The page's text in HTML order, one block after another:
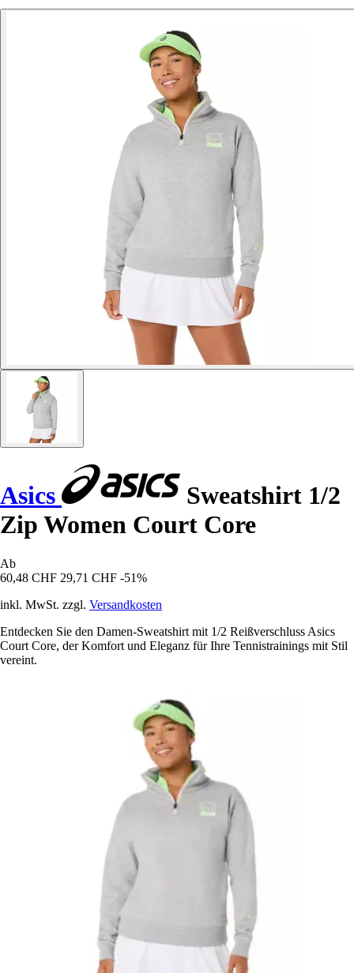
Asics
Sweatshirt 1/2
Zip Women Court Core
Ab
60,48 CHF 29,71 CHF -51%
inkl. MwSt. zzgl. Versandkosten
Entdecken Sie den Damen-Sweatshirt mit 1/2 Reißverschluss Asics
Court Core, der Komfort und Eleganz für Ihre Tennistrainings mit Stil
vereint.